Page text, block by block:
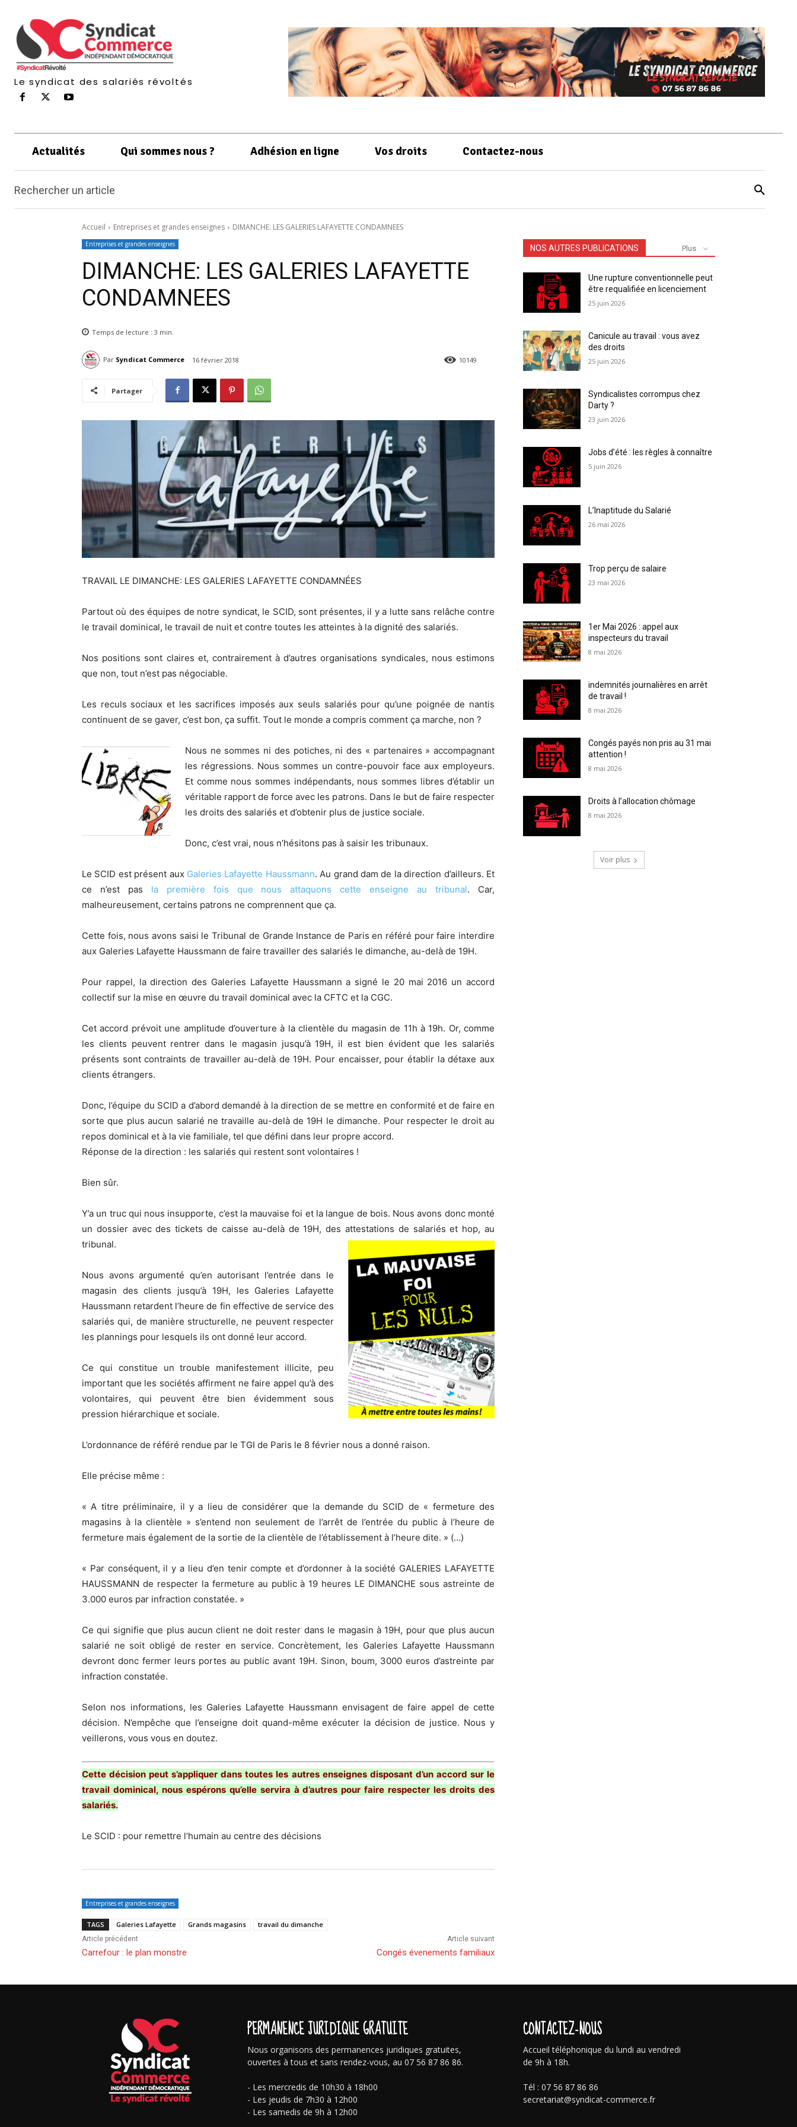
Le syndicat des salariés révoltés
Actualités Qui sommes nous ? Adhésion en ligne Vos droits Contactez-nous
Rechercher un article
Accueil Entreprises et grandes enseignes DIMANCHE: LES GALERIES LAFAYETTE CONDAMNEES
Entreprises et grandes enseignes
DIMANCHE: LES GALERIES LAFAYETTE
CONDAMNEES
Temps de lecture : 3 min.
Par Syndicat Commerce 16 février 2018 10149
Partager
TRAVAIL LE DIMANCHE: LES GALERIES LAFAYETTE CONDAMNÉES
Partout où des équipes de notre syndicat, le SCID, sont présentes, il y a lutte sans relâche contre
le travail dominical, le travail de nuit et contre toutes les atteintes à la dignité des salariés.
Nos positions sont claires et, contrairement à d’autres organisations syndicales, nous estimons
que non, tout n’est pas négociable.
Les reculs sociaux et les sacrifices imposés aux seuls salariés pour qu’une poignée de nantis
continuent de se gaver, c’est bon, ça suffit. Tout le monde a compris comment ça marche, non ?
Nous ne sommes ni des potiches, ni des « partenaires » accompagnant
les régressions. Nous sommes un contre-pouvoir face aux employeurs.
Et comme nous sommes indépendants, nous sommes libres d’établir un
véritable rapport de force avec les patrons. Dans le but de faire respecter
les droits des salariés et d’obtenir plus de justice sociale.
Donc, c’est vrai, nous n’hésitons pas à saisir les tribunaux.
Le SCID est présent aux Galeries Lafayette Haussmann. Au grand dam de la direction d’ailleurs. Et
ce n’est pas la première fois que nous attaquons cette enseigne au tribunal. Car,
malheureusement, certains patrons ne comprennent que ça.
Cette fois, nous avons saisi le Tribunal de Grande Instance de Paris en référé pour faire interdire
aux Galeries Lafayette Haussmann de faire travailler des salariés le dimanche, au-delà de 19H.
Pour rappel, la direction des Galeries Lafayette Haussmann a signé le 20 mai 2016 un accord
collectif sur la mise en œuvre du travail dominical avec la CFTC et la CGC.
Cet accord prévoit une amplitude d’ouverture à la clientèle du magasin de 11h à 19h. Or, comme
les clients peuvent rentrer dans le magasin jusqu’à 19H, il est bien évident que les salariés
présents sont contraints de travailler au-delà de 19H. Pour encaisser, pour établir la détaxe aux
clients étrangers.
Donc, l’équipe du SCID a d’abord demandé à la direction de se mettre en conformité et de faire en
sorte que plus aucun salarié ne travaille au-delà de 19H le dimanche. Pour respecter le droit au
repos dominical et à la vie familiale, tel que défini dans leur propre accord.
Réponse de la direction : les salariés qui restent sont volontaires !
Bien sûr.
Y’a un truc qui nous insupporte, c’est la mauvaise foi et la langue de bois. Nous avons donc monté
un dossier avec des tickets de caisse au-delà de 19H, des attestations de salariés et hop, au
tribunal.
Nous avons argumenté qu’en autorisant l’entrée dans le
magasin des clients jusqu’à 19H, les Galeries Lafayette
Haussmann retardent l’heure de fin effective de service des
salariés qui, de manière structurelle, ne peuvent respecter
les plannings pour lesquels ils ont donné leur accord.
Ce qui constitue un trouble manifestement illicite, peu
important que les sociétés affirment ne faire appel qu’à des
volontaires, qui peuvent être bien évidemment sous
pression hiérarchique et sociale.
L’ordonnance de référé rendue par le TGI de Paris le 8 février nous a donné raison.
Elle précise même :
« A titre préliminaire, il y a lieu de considérer que la demande du SCID de « fermeture des
magasins à la clientèle » s’entend non seulement de l’arrêt de l’entrée du public à l’heure de
fermeture mais également de la sortie de la clientèle de l’établissement à l’heure dite. » (…)
« Par conséquent, il y a lieu d’en tenir compte et d’ordonner à la société GALERIES LAFAYETTE
HAUSSMANN de respecter la fermeture au public à 19 heures LE DIMANCHE sous astreinte de
3.000 euros par infraction constatée. »
Ce qui signifie que plus aucun client ne doit rester dans le magasin à 19H, pour que plus aucun
salarié ne soit obligé de rester en service. Concrètement, les Galeries Lafayette Haussmann
devront donc fermer leurs portes au public avant 19H. Sinon, boum, 3000 euros d’astreinte par
infraction constatée.
Selon nos informations, les Galeries Lafayette Haussmann envisagent de faire appel de cette
décision. N’empêche que l’enseigne doit quand-même exécuter la décision de justice. Nous y
veillerons, vous vous en doutez.
Cette décision peut s’appliquer dans toutes les autres enseignes disposant d’un accord sur le
travail dominical, nous espérons qu’elle servira à d’autres pour faire respecter les droits des
salariés.
Le SCID : pour remettre l’humain au centre des décisions
Entreprises et grandes enseignes
TAGS Galeries Lafayette Grands magasins travail du dimanche
Article précédent
Carrefour : le plan monstre
Article suivant
Congés évenements familiaux
NOS AUTRES PUBLICATIONS Plus
Une rupture conventionnelle peut
être requalifiée en licenciement
25 juin 2026
Canicule au travail : vous avez
des droits
25 juin 2026
Syndicalistes corrompus chez
Darty ?
23 juin 2026
Jobs d’été : les règles à connaître
5 juin 2026
L’Inaptitude du Salarié
26 mai 2026
Trop perçu de salaire
23 mai 2026
1er Mai 2026 : appel aux
inspecteurs du travail
8 mai 2026
indemnités journalières en arrêt
de travail !
8 mai 2026
Congés payés non pris au 31 mai
attention !
8 mai 2026
Droits à l’allocation chômage
8 mai 2026
Voir plus
PERMANENCE JURIDIQUE GRATUITE
Nous organisons des permanences juridiques gratuites,
ouvertes à tous et sans rendez-vous, au 07 56 87 86 86.
- Les mercredis de 10h30 à 18h00
- Les jeudis de 7h30 à 12h00
- Les samedis de 9h à 12h00
CONTACTEZ-NOUS
Accueil téléphonique du lundi au vendredi
de 9h à 18h.
Tél : 07 56 87 86 86
secretariat@syndicat-commerce.fr